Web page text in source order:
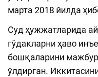
марта 2018 йилда
Суд ҳужжатларида
гўдакларни ҳаво
бошқаларини
ўлдирган.